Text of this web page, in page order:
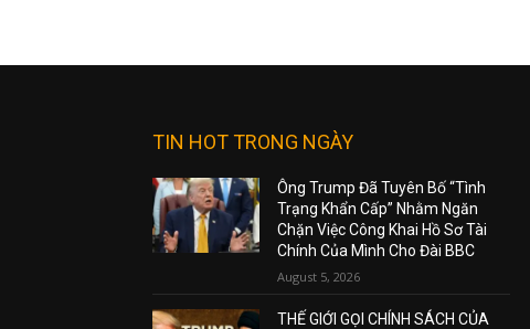
TIN HOT TRONG NGÀY
Ông Trump Đã Tuyên Bố “Tình
Trạng Khẩn Cấp” Nhằm Ngăn
Chặn Việc Công Khai Hồ Sơ Tài
Chính Của Mình Cho Đài BBC
August 5, 2026
THẾ GIỚI GỌI CHÍNH SÁCH CỦA